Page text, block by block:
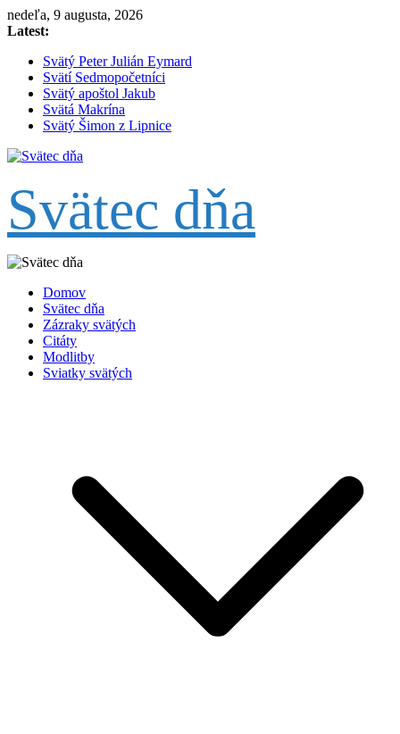
Skip
to
nedeľa, 9 augusta, 2026
Latest:
Svätý Peter Julián Eymard
Svätí Sedmopočetníci
Svätý apoštol Jakub
Svätá Makrína
Svätý Šimon z Lipnice
Svätec dňa
Domov
Svätec dňa
Zázraky svätých
Citáty
Modlitby
Sviatky svätých